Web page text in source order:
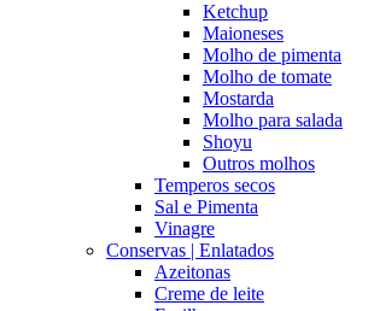
Ketchup
Maioneses
Molho de pimenta
Molho de tomate
Mostarda
Molho para salada
Shoyu
Outros molhos
Temperos secos
Sal e Pimenta
Vinagre
Conservas | Enlatados
Azeitonas
Creme de leite